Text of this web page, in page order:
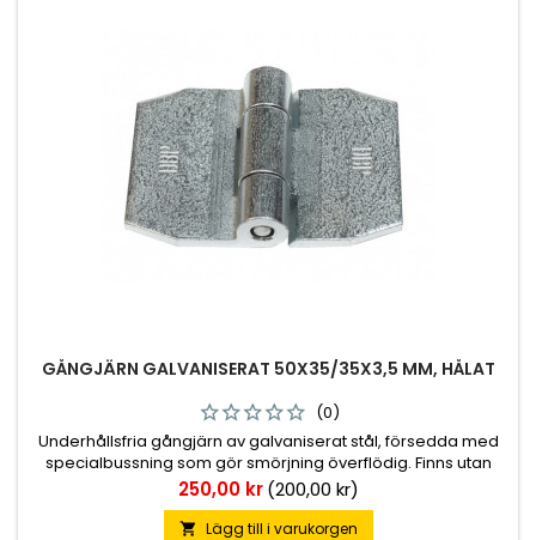
GÅNGJÄRN GALVANISERAT 50X35/35X3,5 MM, HÅLAT
(0)
Underhållsfria gångjärn av galvaniserat stål, försedda med
specialbussning som gör smörjning överflödig. Finns utan
och med skruvhål som är försänkta 6,4 mm diameter.
Totallängd 70 mm, 35+35 mm. Höjd leddel 50 mm.
Godstjocklek 3,5 mm.
Pris
250,00 kr (200,00 kr)
 Lägg till i varukorgen